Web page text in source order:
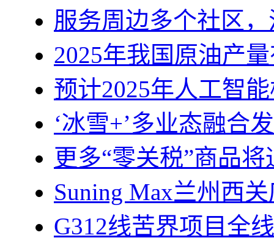
服务周边多个社区
2025年我国原油产
预计2025年人工智
‘冰雪+’多业态融合
更多“零关税”商品
Suning Max兰州西
G312线苦界项目全